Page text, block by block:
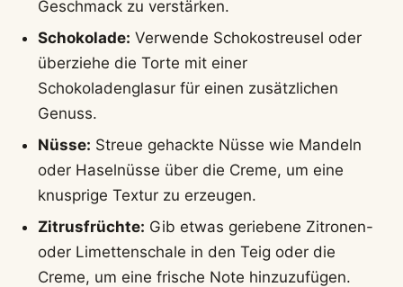
Geschmack zu verstärken.
Schokolade: Verwende Schokostreusel oder
überziehe die Torte mit einer
Schokoladenglasur für einen zusätzlichen
Genuss.
Nüsse: Streue gehackte Nüsse wie Mandeln
oder Haselnüsse über die Creme, um eine
knusprige Textur zu erzeugen.
Zitrusfrüchte: Gib etwas geriebene Zitronen-
oder Limettenschale in den Teig oder die
Creme, um eine frische Note hinzuzufügen.